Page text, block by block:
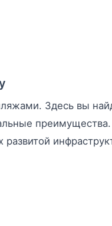
Здесь вы
развитой